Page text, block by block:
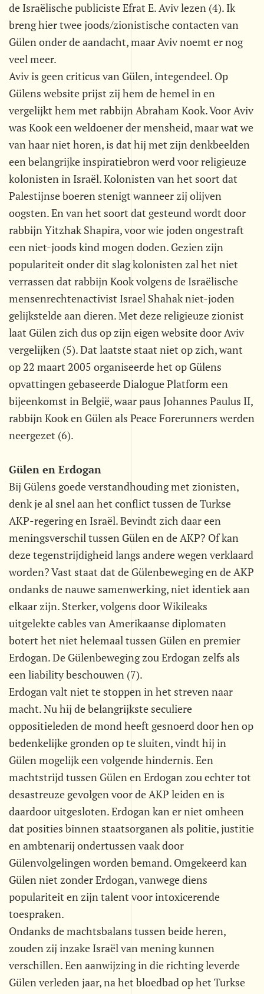
de Israëlische publiciste Efrat E. Aviv lezen (4). Ik
breng hier twee joods/zionistische contacten van
Gülen onder de aandacht, maar Aviv noemt er nog
veel meer.
Aviv is geen criticus van Gülen, integendeel. Op
Gülens website prijst zij hem de hemel in en
vergelijkt hem met rabbijn Abraham Kook. Voor Aviv
was Kook een weldoener der mensheid, maar wat we
van haar niet horen, is dat hij met zijn denkbeelden
een belangrijke inspiratiebron werd voor religieuze
kolonisten in Israël. Kolonisten van het soort dat
Palestijnse boeren stenigt wanneer zij olijven
oogsten. En van het soort dat gesteund wordt door
rabbijn Yitzhak Shapira, voor wie joden ongestraft
een niet-joods kind mogen doden. Gezien zijn
populariteit onder dit slag kolonisten zal het niet
verrassen dat rabbijn Kook volgens de Israëlische
mensenrechtenactivist Israel Shahak niet-joden
gelijkstelde aan dieren. Met deze religieuze zionist
laat Gülen zich dus op zijn eigen website door Aviv
vergelijken (5). Dat laatste staat niet op zich, want
op 22 maart 2005 organiseerde het op Gülens
opvattingen gebaseerde Dialogue Platform een
bijeenkomst in België, waar paus Johannes Paulus II,
rabbijn Kook en Gülen als Peace Forerunners werden
neergezet (6).
Gülen en Erdogan
Bij Gülens goede verstandhouding met zionisten,
denk je al snel aan het conflict tussen de Turkse
AKP-regering en Israël. Bevindt zich daar een
meningsverschil tussen Gülen en de AKP? Of kan
deze tegenstrijdigheid langs andere wegen verklaard
worden? Vast staat dat de Gülenbeweging en de AKP
ondanks de nauwe samenwerking, niet identiek aan
elkaar zijn. Sterker, volgens door Wikileaks
uitgelekte cables van Amerikaanse diplomaten
botert het niet helemaal tussen Gülen en premier
Erdogan. De Gülenbeweging zou Erdogan zelfs als
een liability beschouwen (7).
Erdogan valt niet te stoppen in het streven naar
macht. Nu hij de belangrijkste seculiere
oppositieleden de mond heeft gesnoerd door hen op
bedenkelijke gronden op te sluiten, vindt hij in
Gülen mogelijk een volgende hindernis. Een
machtstrijd tussen Gülen en Erdogan zou echter tot
desastreuze gevolgen voor de AKP leiden en is
daardoor uitgesloten. Erdogan kan er niet omheen
dat posities binnen staatsorganen als politie, justitie
en ambtenarij ondertussen vaak door
Gülenvolgelingen worden bemand. Omgekeerd kan
Gülen niet zonder Erdogan, vanwege diens
populariteit en zijn talent voor intoxicerende
toespraken.
Ondanks de machtsbalans tussen beide heren,
zouden zij inzake Israël van mening kunnen
verschillen. Een aanwijzing in die richting leverde
Gülen verleden jaar, na het bloedbad op het Turkse